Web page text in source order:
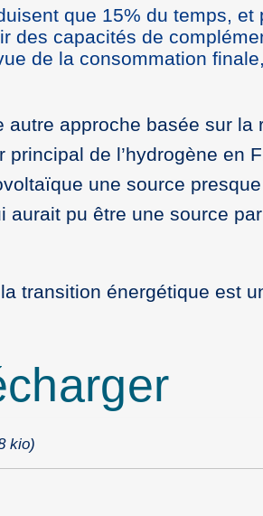
que 15% du temps,
des capacités de
de la consommation
autre approche basée sur
de l’hydrogène en
une source
aurait pu être une source
transition énergétique est
kio)